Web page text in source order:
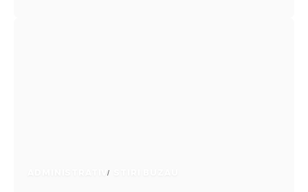
ADMINISTRATIV